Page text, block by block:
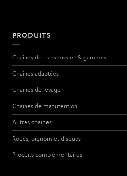
PRODUITS
Chaînes de transmission & gammes
Chaînes adaptées
Chaînes de levage
Chaînes de manutention
Autres chaînes
Roues, pignons et disques
Produits complémentaires